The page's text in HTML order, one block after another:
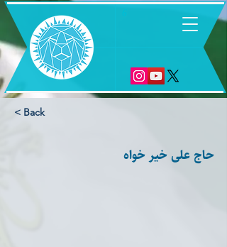
< Back
حاج على خير خواه